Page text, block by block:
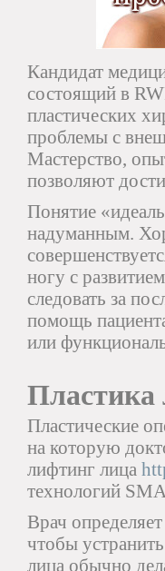
Кандидат
состоящий в
пластических
проблемы с
Мастерство,
позволяют
Понятие
надуманным.
ногу с
следовать за
помощь
или
Пластика
Пластические
на которую
лифтинг лица
технологий
Врач
чтобы
лица обычно